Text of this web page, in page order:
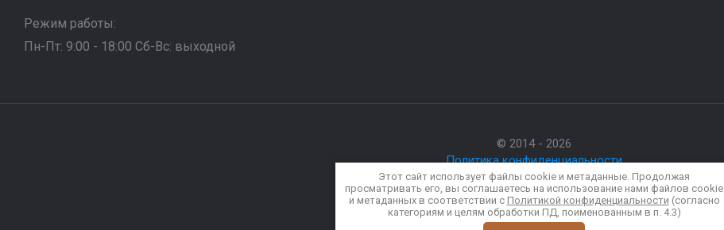
Режим работы:
Пн-Пт: 9:00 - 18:00 Сб-Вс: выходной
© 2014 - 2026
Политика конфиденциальности
Этот сайт использует файлы cookie и метаданные. Продолжая
просматривать его, вы соглашаетесь на использование нами файлов cookie
и метаданных в соответствии с Политикой конфиденциальности (согласно
категориям и целям обработки ПД, поименованным в п. 4.3)